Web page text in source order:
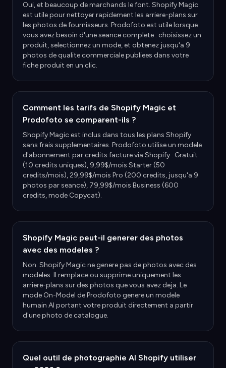
Oui, et beaucoup de marchands le font. Shopify Magic
est utile pour nettoyer rapidement les arriere-plans sur
les photos de fournisseurs. Prodofoto est utile lorsque
vous avez besoin d'une seance complete : choisissez un
produit, selectionnez un mode, et obtenez jusqu'a 9
photos de qualite commerciale publiees dans votre
fiche produit en un clic.
Comment les tarifs de Shopify Magic et
Prodofoto se comparent-ils ?
Shopify Magic est inclus dans tous les plans Shopify
sans frais supplementaires. Prodofoto utilise un modele
d'abonnement par credits facture via Shopify : Gratuit
(10 credits uniques), 9,99$/mois Starter (50
credits/mois), 29,99$/mois Pro (200 credits, jusqu'a 9
photos par seance), 79,99$/mois Business (600
credits, mode Copycat).
Shopify Magic peut-il generer des photos
avec des modeles ?
Non. Shopify Magic ne genere pas de photos avec des
modeles. Il remplace ou supprime uniquement les
arriere-plans sur des photos que vous avez deja. Le
mode On-Model de Prodofoto genere un modele
humain AI portant votre produit directement a partir
d'une photo de catalogue.
Quel outil de photographie AI Shopify utiliser